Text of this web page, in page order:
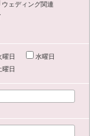
ウェディング関連
曜日
水曜日
曜日